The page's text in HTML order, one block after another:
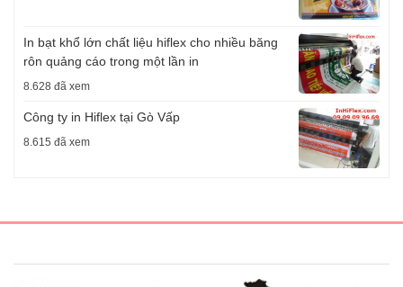
In bạt khổ lớn chất liệu hiflex cho nhiều băng
rôn quảng cáo trong một lần in
8.628 đã xem
Công ty in Hiflex tại Gò Vấp
8.615 đã xem